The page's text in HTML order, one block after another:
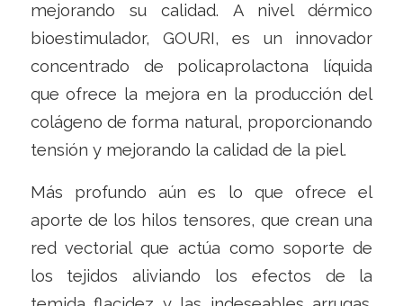
mejorando su calidad. A nivel dérmico
bioestimulador, GOURI, es un innovador
concentrado de policaprolactona líquida
que ofrece la mejora en la producción del
colágeno de forma natural, proporcionando
tensión y mejorando la calidad de la piel.
Más profundo aún es lo que ofrece el
aporte de los hilos tensores, que crean una
red vectorial que actúa como soporte de
los tejidos aliviando los efectos de la